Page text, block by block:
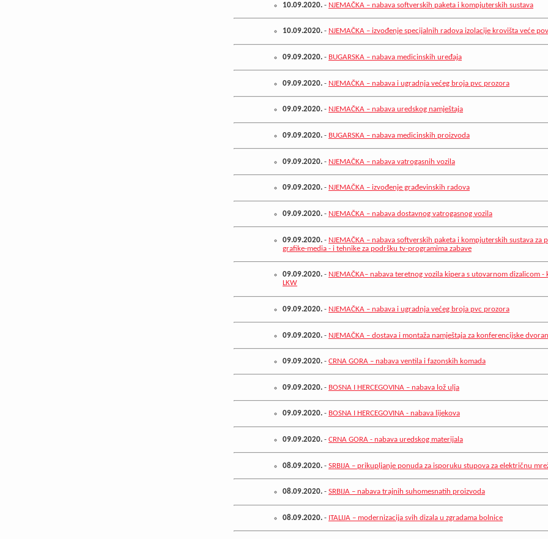
10.09.2020. - NJEMAČKA – nabava softverskih paketa i kompjuterskih sustava
10.09.2020. - NJEMAČKA – izvođenje specijalnih radova izolacije krovišta veće
09.09.2020. - BUGARSKA – nabava medicinskih uređaja
09.09.2020. - NJEMAČKA – nabava i ugradnja većeg broja pvc prozora
09.09.2020. - NJEMAČKA – nabava uredskog namještaja
09.09.2020. - BUGARSKA – nabava medicinskih proizvoda
09.09.2020. - NJEMAČKA – nabava vatrogasnih vozila
09.09.2020. - NJEMAČKA – izvođenje građevinskih radova
09.09.2020. - NJEMAČKA – nabava dostavnog vatrogasnog vozila
09.09.2020. - NJEMAČKA – nabava softverskih paketa i kompjuterskih sustava za
grafike-media - i tehnike za podršku tv-programima zabave
09.09.2020. - NJEMAČKA– nabava teretnog vozila kipera s utovarnom dizalicom
LKW
09.09.2020. - NJEMAČKA – nabava i ugradnja većeg broja pvc prozora
09.09.2020. - NJEMAČKA – dostava i montaža namještaja za konferencijske
09.09.2020. - CRNA GORA – nabava ventila i fazonskih komada
09.09.2020. - BOSNA I HERCEGOVINA – nabava lož ulja
09.09.2020. - BOSNA I HERCEGOVINA - nabava lijekova
09.09.2020. - CRNA GORA - nabava uredskog materijala
08.09.2020. - SRBIJA – prikupljanje ponuda za isporuku stupova za električnu
08.09.2020. - SRBIJA – nabava trajnih suhomesnatih proizvoda
08.09.2020. - ITALIJA – modernizacija svih dizala u zgradama bolnice